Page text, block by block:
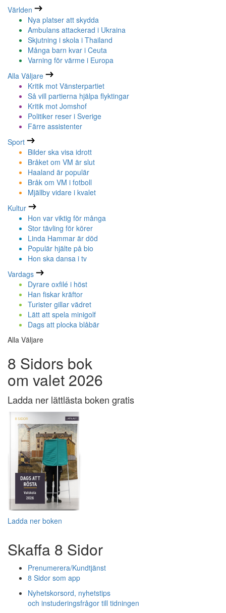
Världen
Nya platser att skydda
Ambulans attackerad i Ukraina
Skjutning i skola i Thailand
Många barn kvar i Ceuta
Varning för värme i Europa
Alla Väljare
Kritik mot Vänsterpartiet
Så vill partierna hjälpa flyktingar
Kritik mot Jomshof
Politiker reser i Sverige
Färre assistenter
Sport
Bilder ska visa idrott
Bråket om VM är slut
Haaland är populär
Bråk om VM i fotboll
Mjällby vidare i kvalet
Kultur
Hon var viktig för många
Stor tävling för körer
Linda Hammar är död
Populär hjälte på bio
Hon ska dansa i tv
Vardags
Dyrare oxfilé i höst
Han fiskar kräftor
Turister gillar vädret
Lätt att spela minigolf
Dags att plocka blåbär
Alla Väljare
8 Sidors bok
om valet 2026
Ladda ner lättlästa boken gratis
Ladda ner boken
Skaffa 8 Sidor
Prenumerera/Kundtjänst
8 Sidor som app
Nyhetskorsord, nyhetstips
och instuderingsfrågor till tidningen